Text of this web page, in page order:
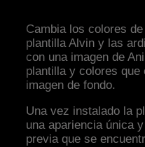
Cambia los colores
plantilla Alvin y las
con una imagen de
plantilla y colores
imagen de fondo.
Una vez instalado la
una apariencia única
previa que se